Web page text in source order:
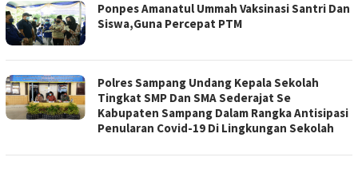
Ponpes Amanatul Ummah Vaksinasi Santri Dan
Siswa,Guna Percepat PTM
Polres Sampang Undang Kepala Sekolah
Tingkat SMP Dan SMA Sederajat Se
Kabupaten Sampang Dalam Rangka Antisipasi
Penularan Covid-19 Di Lingkungan Sekolah